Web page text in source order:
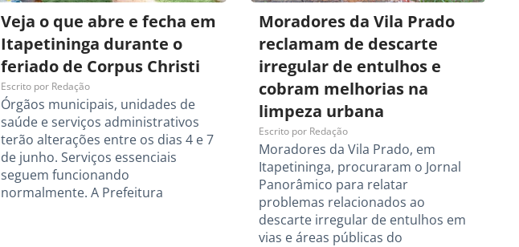
Veja o que abre e fecha em
Itapetininga durante o
feriado de Corpus Christi
Escrito porRedação
Órgãos municipais, unidades de
saúde e serviços administrativos
terão alterações entre os dias 4 e 7
de junho. Serviços essenciais
seguem funcionando
normalmente. A Prefeitura
Moradores da Vila Prado
reclamam de descarte
irregular de entulhos e
cobram melhorias na
limpeza urbana
Escrito por Redação
Moradores da Vila Prado, em
Itapetininga, procuraram o Jornal
Panorâmico para relatar
problemas relacionados ao
descarte irregular de entulhos em
vias e áreas públicas do